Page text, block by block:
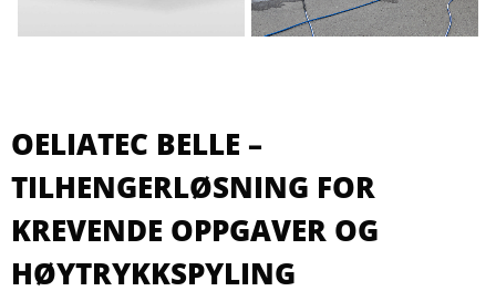
OELIATEC BELLE –
TILHENGERLØSNING FOR
KREVENDE OPPGAVER OG
HØYTRYKKSPYLING